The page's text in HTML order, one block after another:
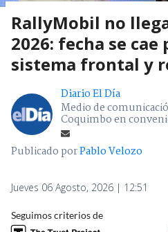
RallyMobil no
2026: fecha se cae
sistema frontal y
Diario El Día
Medio de
Coquimbo en
Publicado porPablo Velozo
Jueves 06 Agosto, 2026 | 12:51
Seguimos criterios de